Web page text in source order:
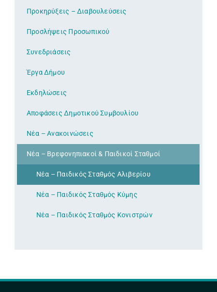
Προκηρύξεις – Διαβουλεύσεις
Προσλήψεις Προσωπικού
Συνεδριάσεις
Έργα Δήμου
Εκδηλώσεις
Αποφάσεις Δημοτικού Συμβουλίου
Νέα – Ανακοινώσεις
Νέα – Βρεφονηπιακοί & Παιδικοί Σταθμοί
Νέα – Παιδικός Σταθμός Αλιβερίου
Νέα – Παιδικός Σταθμός Κύμης
Νέα – Παιδικός Σταθμός Κονιστρών